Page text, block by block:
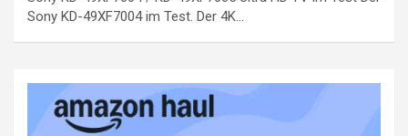
Sony KD-49XF7004 im Test. Der 4K…